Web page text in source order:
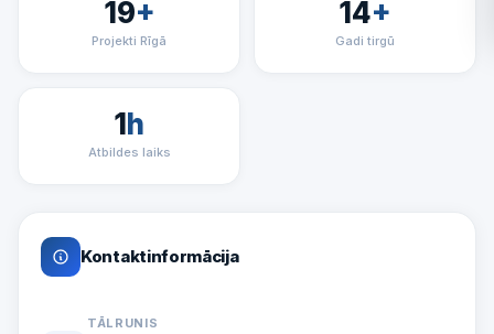
19+
Projekti Rīgā
14+
Gadi tirgū
1h
Atbildes laiks
Kontaktinformācija
TĀLRUNIS